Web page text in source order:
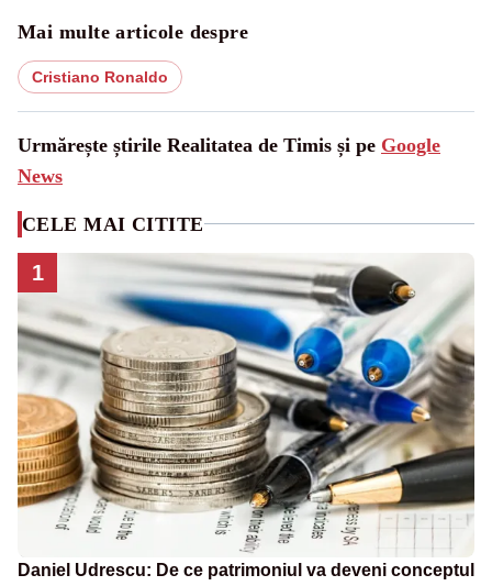
Mai multe articole despre
Cristiano Ronaldo
Urmărește știrile Realitatea de Timis și pe Google
News
CELE MAI CITITE
1
Daniel Udrescu: De ce patrimoniul va deveni conceptul